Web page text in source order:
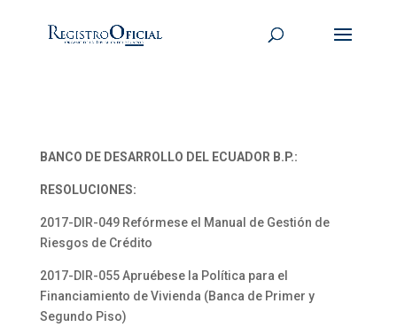
BANCO DE DESARROLLO DEL ECUADOR B.P.:
RESOLUCIONES:
2017-DIR-049 Refórmese el Manual de Gestión de
Riesgos de Crédito
2017-DIR-055 Apruébese la Política para el
Financiamiento de Vivienda (Banca de Primer y
Segundo Piso)